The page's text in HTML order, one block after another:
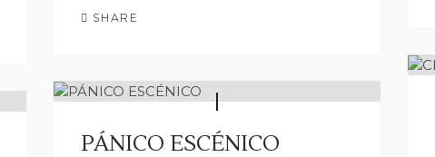
SHARE
PÁNICO ESCÉNICO